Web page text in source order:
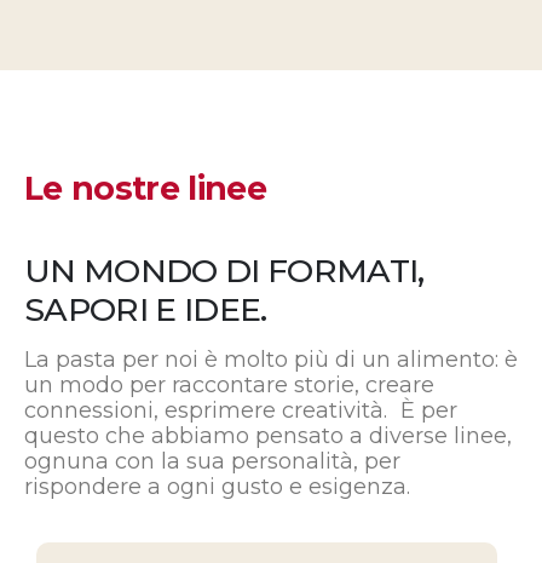
Le nostre linee
UN MONDO DI FORMATI,
SAPORI E IDEE.
La pasta per noi è molto più di un alimento: è
un modo per raccontare storie, creare
connessioni, esprimere creatività. È per
questo che abbiamo pensato a diverse linee,
ognuna con la sua personalità, per
rispondere a ogni gusto e esigenza.